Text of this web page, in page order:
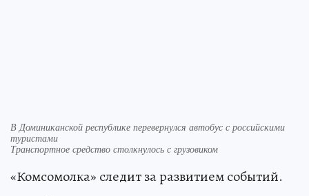
В Доминиканской республике перевернулся автобус с российскими
туристами
Транспортное средство столкнулось с грузовиком
«Комсомолка» следит за развитием событий.